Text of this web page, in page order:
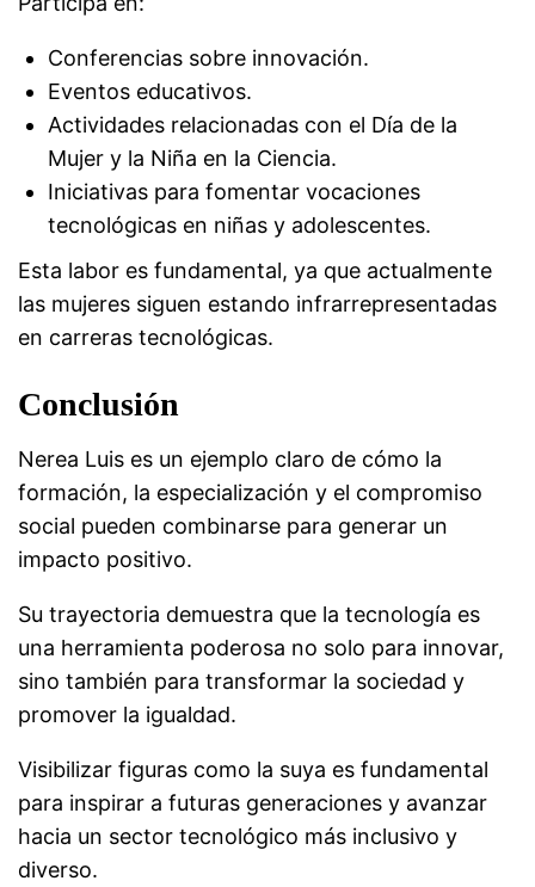
Conferencias sobre innovación.
Eventos educativos.
Actividades relacionadas con el Día de la
Mujer y la Niña en la Ciencia.
Iniciativas para fomentar vocaciones
tecnológicas en niñas y adolescentes.
Esta labor es fundamental, ya que actualmente
las mujeres siguen estando infrarrepresentadas
en carreras tecnológicas.
Conclusión
Nerea Luis es un ejemplo claro de cómo la
formación, la especialización y el compromiso
social pueden combinarse para generar un
impacto positivo.
Su trayectoria demuestra que la tecnología es
una herramienta poderosa no solo para innovar,
sino también para transformar la sociedad y
promover la igualdad.
Visibilizar figuras como la suya es fundamental
para inspirar a futuras generaciones y avanzar
hacia un sector tecnológico más inclusivo y
diverso.